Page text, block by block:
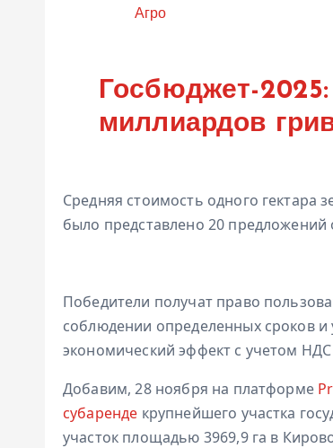
Категория
Агро
Госбюджет-
миллиардов
Средняя стоимость одного гектара
было представлено 20 предложений
Победители получат право
соблюдении определенных сроков
экономический эффект с учетом
Добавим, 28 ноября на платформе
субаренде крупнейшего участка
участок площадью 3969,9 га в